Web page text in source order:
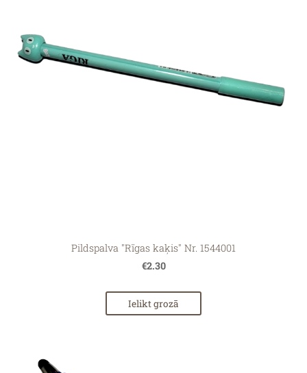
Pildspalva "Rīgas kaķis" Nr. 1544001
€2.30
Ielikt grozā